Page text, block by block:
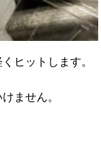
ヒットします。
ません。